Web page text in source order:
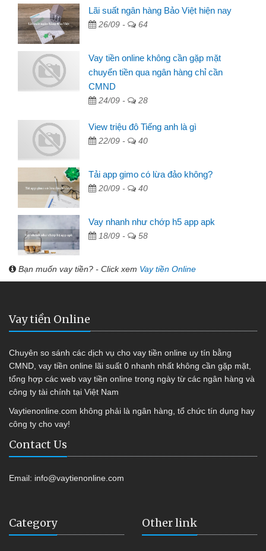
Lãi suất ngân hàng Bảo Việt hiện nay
26/09 - 64
Vay tiền online không cần gặp mặt
chuyển tiền qua ngân hàng chỉ cần
CMND
24/09 - 28
View triệu đô Tiếng anh là gì
22/09 - 40
Tải app gimo có lừa đảo không?
20/09 - 40
Vay nhanh như chớp h5 app apk
18/09 - 58
Bạn muốn vay tiền? - Click xem Vay tiền Online
Vay tiền Online
Chuyên so sánh các dịch vụ cho vay tiền online uy tín bằng
CMND, vay tiền online lãi suất 0 nhanh nhất không cần gặp mặt,
tổng hợp các web vay tiền online trong ngày từ các ngân hàng và
công ty tài chính tại Việt Nam
Vaytienonline.com không phải là ngân hàng, tổ chức tín dụng hay
công ty cho vay!
Contact Us
Email: info@vaytienonline.com
Category Other link